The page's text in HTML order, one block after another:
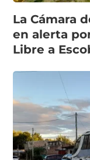
La Cámara
en alerta
Libre a